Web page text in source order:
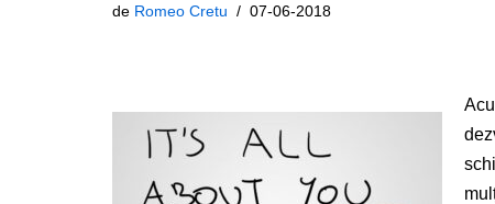
de Romeo Cretu 07-06-2018